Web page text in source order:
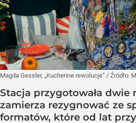
Magda Gessler, „Kuchenne rewolucje” / Źródło:
Stacja przygotowała dwie
zamierza rezygnować ze
formatów, które od lat